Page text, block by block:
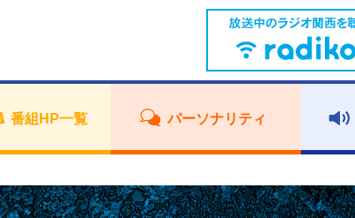
番組HP一覧 パーソナリティ